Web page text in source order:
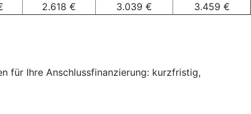
2.618 € 3.039 €
3.459 €
für Ihre Anschlussfinanzierung: kurzfristig,